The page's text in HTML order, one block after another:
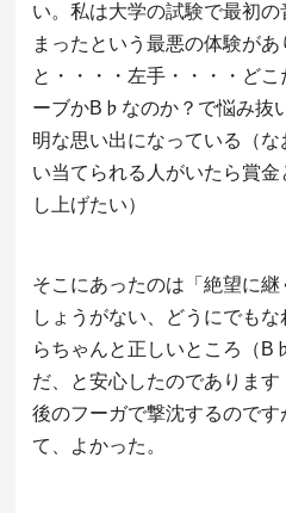
い。私は大学の試験で最初
まったという最悪の体験が
と・・・・左手・・・・ど
ーブかB♭なのか？で悩み抜
明な思い出になっている（
い当てられる人がいたら賞
し上げたい）
そこにあったのは「絶望に継
しょうがない、どうにでも
らちゃんと正しいところ（
だ、と安心したのでありま
後のフーガで撃沈するので
て、よかった。